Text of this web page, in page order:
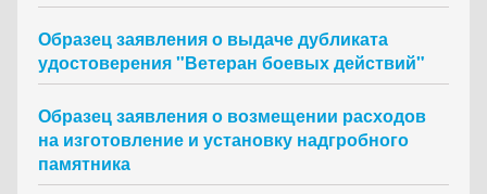
Образец заявления о выдаче дубликата
удостоверения "Ветеран боевых действий"
Образец заявления о возмещении расходов
на изготовление и установку надгробного
памятника